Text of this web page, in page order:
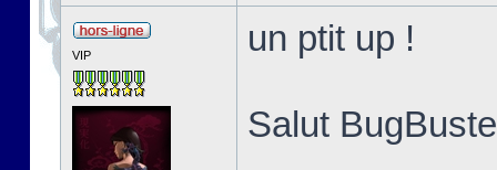
VIP un ptit up !
Salut